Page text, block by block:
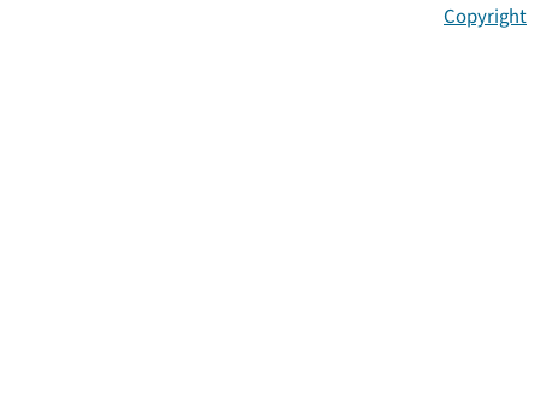
Copyright